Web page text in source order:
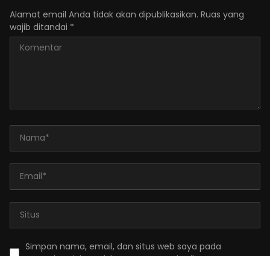
Alamat email Anda tidak akan dipublikasikan. Ruas yang
wajib ditandai *
Simpan nama, email, dan situs web saya pada